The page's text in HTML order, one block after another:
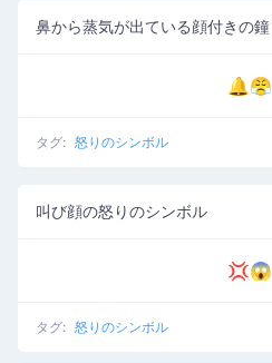
鼻から蒸気が出ている顔付きの鐘
🔔😤
タグ: 怒りのシンボル
叫び顔の怒りのシンボル
💢😱
タグ: 怒りのシンボル